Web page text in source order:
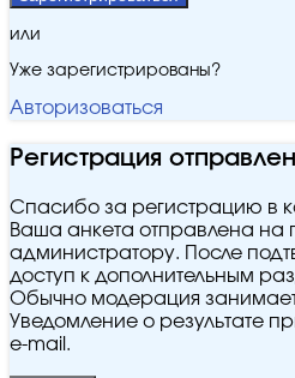
или
Уже зарегистрированы?
Авторизоваться
Регистрация
Спасибо за регистрацию в
Ваша анкета отправлена на
администратору. После
доступ к дополнительным
Обычно модерация
Уведомление о результате
e‑mail.